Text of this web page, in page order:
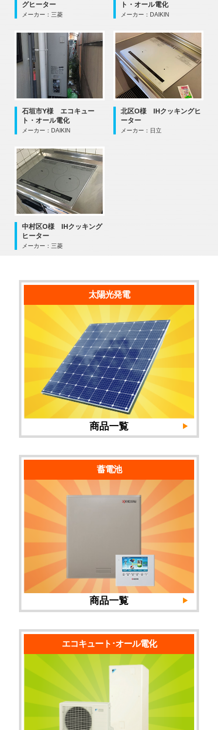
グヒーター
メーカー：三菱
ト・オール電化
メーカー：DAIKIN
石垣市Y様 エコキュー
ト・オール電化
メーカー：DAIKIN
北区O様 IHクッキングヒ
ーター
メーカー：日立
中村区O様 IHクッキング
ヒーター
メーカー：三菱
太陽光発電
商品一覧
蓄電池
商品一覧
エコキュート･オール電化